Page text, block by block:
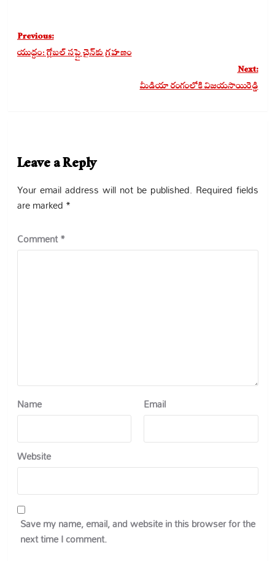
Post
navigation
Previous:
యుద్ధం: గ్లోబల్ సప్లై చైన్‌కు గ్రహణం
Next:
మీడియా రంగంలోకి విజయసాయిరెడ్డి
Leave a Reply
Your email address will not be published. Required fields
are marked *
Comment*
Name Email
Website
Save my name, email, and website in this browser for the
next time I comment.